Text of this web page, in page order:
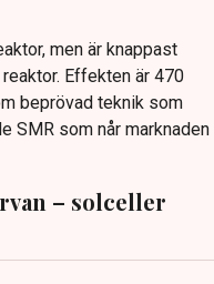
men är knappast
Effekten är 470
beprövad teknik som
SMR som når marknaden
– solceller